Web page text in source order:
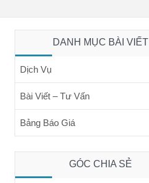
DANH MỤC BÀI VIẾT
Dịch Vụ
Bài Viết – Tư Vấn
Bảng Báo Giá
GÓC CHIA SẺ